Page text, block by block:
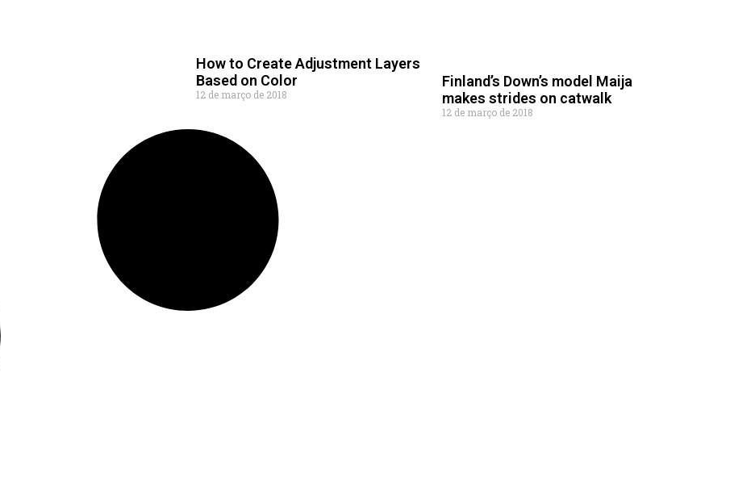
How to Create Adjustment Layers
Based on Color
12 de março de 2018
Finland’s Down’s model Maija
makes strides on catwalk
12 de março de 2018